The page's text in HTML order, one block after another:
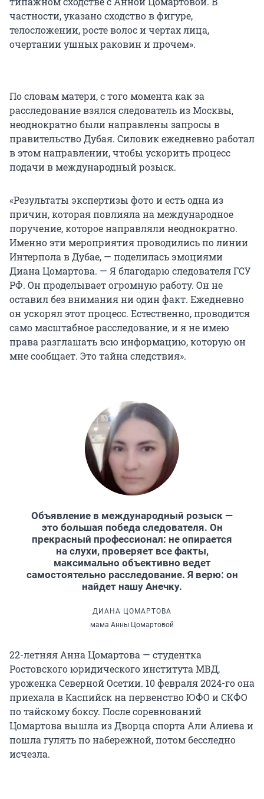
частности, указано сходство в фигуре,
телосложении, росте волос и чертах лица,
очертании ушных раковин и прочем».
По словам матери, с того момента как за
расследование взялся следователь из Москвы,
неоднократно были направлены запросы в
правительство Дубая. Силовик ежедневно работал
в этом направлении, чтобы ускорить процесс
подачи в международный розыск.
«Результаты экспертизы фото и есть одна из
причин, которая повлияла на международное
поручение, которое направляли неоднократно.
Именно эти мероприятия проводились по линии
Интерпола в Дубае, — поделилась эмоциями
Диана Цомартова. — Я благодарю следователя ГСУ
РФ. Он проделывает огромную работу. Он не
оставил без внимания ни один факт. Ежедневно
он ускорял этот процесс. Естественно, проводится
само масштабное расследование, и я не имею
права разглашать всю информацию, которую он
мне сообщает. Это тайна следствия».
Объявление в международный розыск —
это большая победа следователя. Он
прекрасный профессионал: не опирается
на слухи, проверяет все факты,
максимально объективно ведет
самостоятельно расследование. Я верю: он
найдет нашу Анечку.
ДИАНА ЦОМАРТОВА
мама Анны Цомартовой
22-летняя Анна Цомартова — студентка
Ростовского юридического института МВД,
уроженка Северной Осетии. 10 февраля 2024-го она
приехала в Каспийск на первенство ЮФО и СКФО
по тайскому боксу. После соревнований
Цомартова вышла из Дворца спорта Али Алиева и
пошла гулять по набережной, потом бесследно
исчезла.